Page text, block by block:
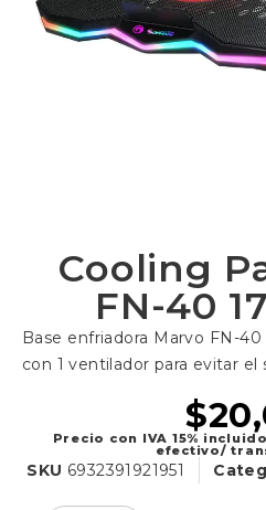
Cooling
FN-40
Base enfriadora Marvo FN-40
con 1 ventilador para evitar
$
Precio con IVA 15%
efectivo/
SKU 6932391921951